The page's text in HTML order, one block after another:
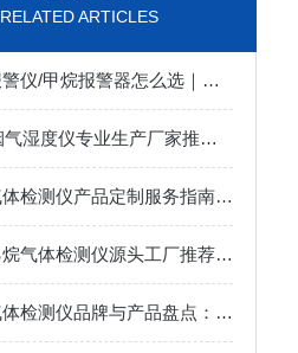
RELATED ARTICLES
甲烷报警仪/甲烷报警器怎么选｜优质品牌与产品一站式推荐
2026烟气湿度仪专业生产厂家推荐与产品定制服务详解
硅烷气体检测仪产品定制服务指南：深圳奕帆提供从选型到厂家对接的完整方案
环氧乙烷气体检测仪源头工厂推荐：支持产品定制与OEM/ODM一站式解决方案
甲苯气体检测仪品牌与产品盘点：从国内工厂到定制化仪器的全面梳理